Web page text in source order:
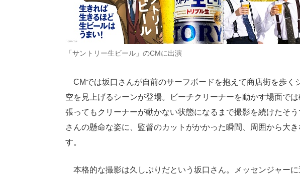
「サントリー生ビール」のCMに出演
CMでは坂口さんが自前のサーフボードを抱えて商店街を歩く
空を見上げるシーンが登場。ビーチクリーナーを動かす場面で
張ってもクリーナーが動かない状態になるまで撮影を続けたそ
さんの懸命な姿に、監督のカットがかかった瞬間、周囲から大
す。
本格的な撮影は久しぶりだという坂口さん。メッセンジャー